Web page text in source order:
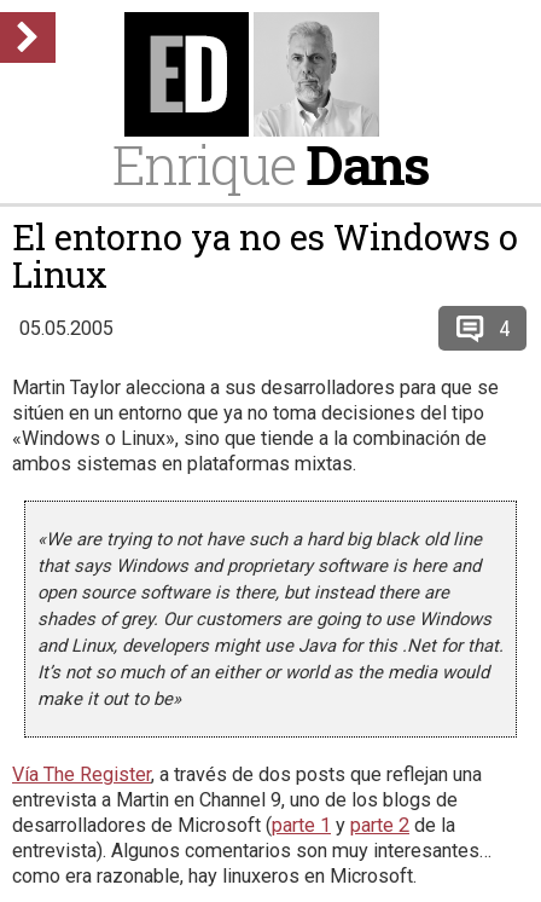
EnriqueDans
El entorno ya no es Windows o
Linux
05.05.2005 4
Martin Taylor alecciona a sus desarrolladores para que se
sitúen en un entorno que ya no toma decisiones del tipo
«Windows o Linux», sino que tiende a la combinación de
ambos sistemas en plataformas mixtas.
«We are trying to not have such a hard big black old line
that says Windows and proprietary software is here and
open source software is there, but instead there are
shades of grey. Our customers are going to use Windows
and Linux, developers might use Java for this .Net for that.
It’s not so much of an either or world as the media would
make it out to be»
Vía The Register, a través de dos posts que reflejan una
entrevista a Martin en Channel 9, uno de los blogs de
desarrolladores de Microsoft (parte 1 y parte 2 de la
entrevista). Algunos comentarios son muy interesantes…
como era razonable, hay linuxeros en Microsoft.